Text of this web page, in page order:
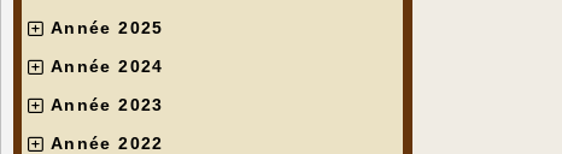
Année 2025
Année 2024
Année 2023
Année 2022